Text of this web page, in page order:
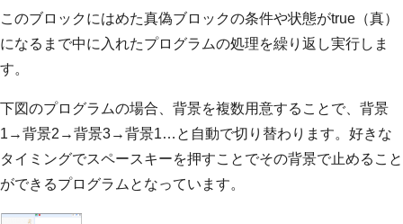
このブロックにはめた真偽ブロックの条件や状態がtrue（真）
になるまで中に入れたプログラムの処理を繰り返し実行しま
す。
下図のプログラムの場合、背景を複数用意することで、背景
1→背景2→背景3→背景1…と自動で切り替わります。好きな
タイミングでスペースキーを押すことでその背景で止めること
ができるプログラムとなっています。